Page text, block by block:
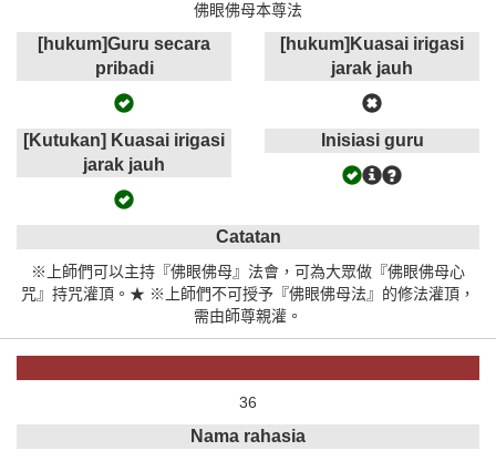
佛眼佛母本尊法
[hukum]Guru secara
pribadi
[hukum]Kuasai irigasi
jarak jauh
[Kutukan] Kuasai irigasi
jarak jauh
Inisiasi guru
Catatan
※上師們可以主持『佛眼佛母』法會，可為大眾做『佛眼佛母心
咒』持咒灌頂。★ ※上師們不可授予『佛眼佛母法』的修法灌頂，
需由師尊親灌。
36
Nama rahasia